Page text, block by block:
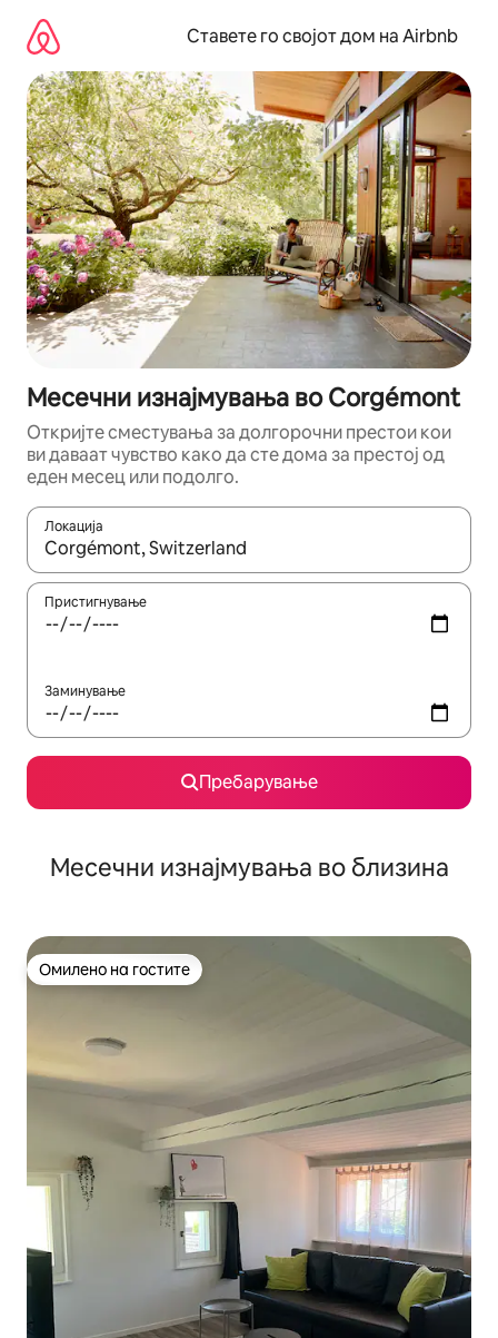
содржина
Ставете го својот дом на Airbnb
Месечни изнајмувања во Corgémont
Откријте сместувања за долгорочни престои кои
ви даваат чувство како да сте дома за престој од
еден месец или подолго.
Локација
Кога резултатите се достапни, движете се со копчињата
Пристигнување
Заминување
Пребарување
Месечни изнајмувања во близина
Омилено на гостите
Омилено на гостите